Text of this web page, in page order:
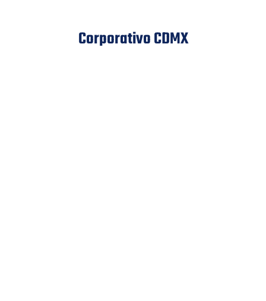
Corporativo CDMX